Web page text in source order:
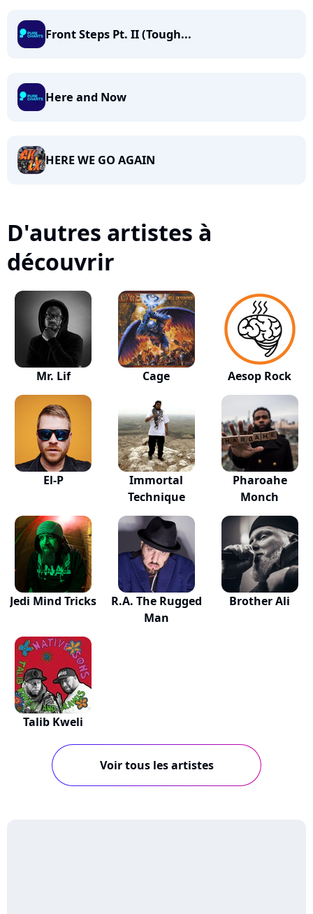
Front Steps Pt. II (Tough...
Here and Now
HERE WE GO AGAIN
D'autres artistes à
découvrir
Mr. Lif Cage Aesop Rock
El-P
Immortal
Technique
Pharoahe
Monch
Jedi Mind Tricks
R.A. The Rugged
Man
Brother Ali
Talib Kweli
Voir tous les artistes